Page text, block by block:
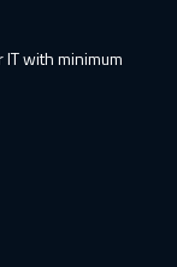
with minimum